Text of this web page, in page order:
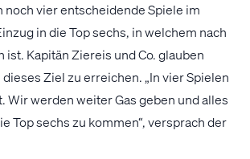
noch vier entscheidende Spiele im
in die Top sechs, in welchem nach
ist. Kapitän Ziereis und Co. glauben
Ziel zu erreichen. „In vier Spielen
Wir werden weiter Gas geben und alles
Top sechs zu kommen“, versprach der